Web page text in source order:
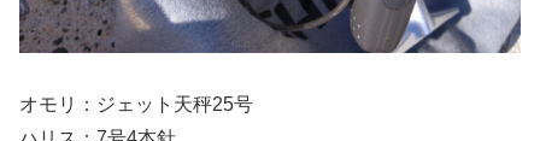
オモリ：ジェット天秤25号